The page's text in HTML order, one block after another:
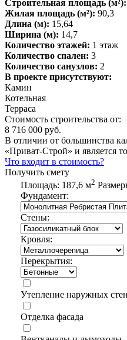
Строительная площадь (м²):
Жилая площадь (м²): 90,3
Длина (м): 15,64
Ширина (м): 14,7
Количество этажей: 1 этаж
Количество спален: 3
Количество санузлов: 2
В проекте присутствуют:
Камин
Котельная
Терраса
Стоимость строительства от:
8 716 000 руб.
В отличии от большинства
«Приват-Строй» и является
Что входит в стоимость?
Получить смету
Площадь: 187,6 м2
Фундамент:
Стены:
Кровля:
Перекрытия:
Утепление наружных стен
Отделка фасада